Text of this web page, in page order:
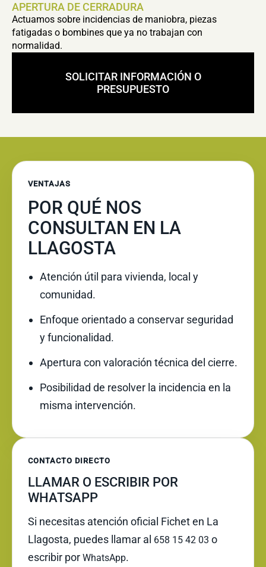
APERTURA DE CERRADURA
Actuamos sobre incidencias de maniobra, piezas
fatigadas o bombines que ya no trabajan con
normalidad.
SOLICITAR INFORMACIÓN O
PRESUPUESTO
VENTAJAS
POR QUÉ NOS
CONSULTAN EN LA
LLAGOSTA
Atención útil para vivienda, local y
comunidad.
Enfoque orientado a conservar seguridad
y funcionalidad.
Apertura con valoración técnica del cierre.
Posibilidad de resolver la incidencia en la
misma intervención.
CONTACTO DIRECTO
LLAMAR O ESCRIBIR POR
WHATSAPP
Si necesitas atención oficial Fichet en La
Llagosta, puedes llamar al 658 15 42 03 o
escribir por WhatsApp.